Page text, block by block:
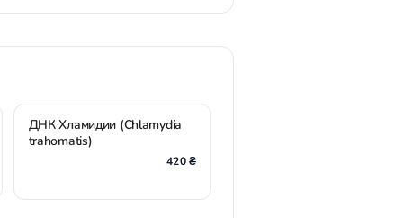
ДНК Хламидии (Chlamydia
trahomatis)
420 ₴